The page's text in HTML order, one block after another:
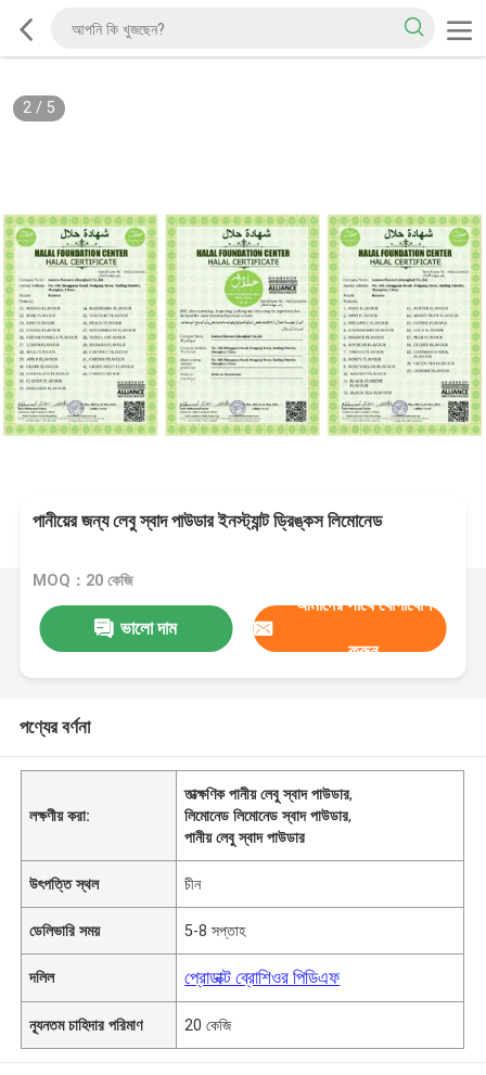
2/ 5
পানীয়ের জন্য লেবু স্বাদ পাউডার ইনস্ট্যান্ট ড্রিঙ্কস লিমোনেড
MOQ：20 কেজি
ভালো দাম
আমাদের সাথে যোগাযোগ
করুন
পণ্যের বর্ণনা
লক্ষণীয় করা:
তাত্ক্ষণিক পানীয় লেবু স্বাদ পাউডার,
লিমোনেড লিমোনেড স্বাদ পাউডার,
পানীয় লেবু স্বাদ পাউডার
উৎপত্তি স্থল চীন
ডেলিভারি সময় 5-8 সপ্তাহ
দলিল প্রোডাক্ট ব্রোশিওর পিডিএফ
ন্যূনতম চাহিদার পরিমাণ 20 কেজি